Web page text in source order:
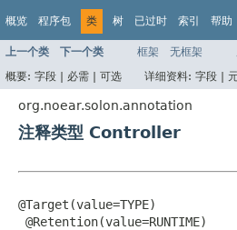
概览 程序包 类 树 已过时 索引 帮助
上一个类 下一个类 框架 无框架
概要: 字段 | 必需 | 可选 详细资料: 字段 |
org.noear.solon.annotation
注释类型 Controller
@Target(value=TYPE)
@Retention(value=RUNTIME)